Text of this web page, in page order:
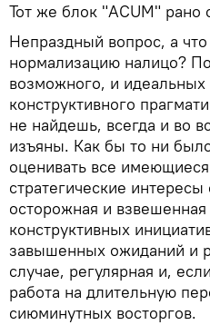
Тот же блок "ACUM" рано
Непраздный вопрос, а
нормализацию налицо?
возможного, и
конструктивного
не найдешь, всегда и во
изъяны. Как бы то ни
оценивать все
стратегические
осторожная и
конструктивных
завышенных ожиданий и
случае, регулярная и,
работа на длительную
сиюминутных восторгов.